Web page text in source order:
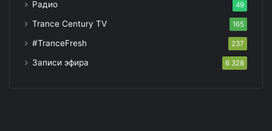
Радио 49
Trance Century TV 165
#TranceFresh 237
Записи эфира 6 328